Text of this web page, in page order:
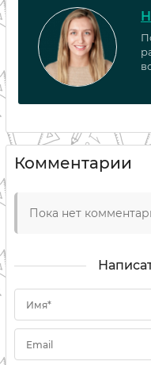
Комментарии
Пока нет
Имя*
Email